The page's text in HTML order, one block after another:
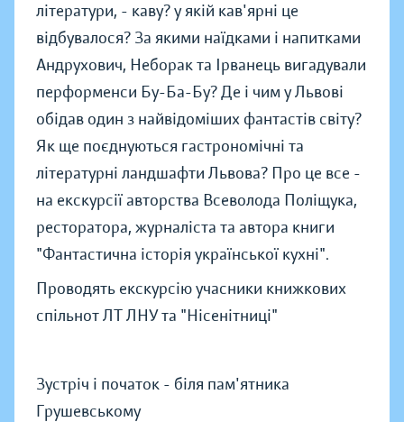
літератури, - каву? у якій кав'ярні це
відбувалося? За якими наїдками і напитками
Андрухович, Неборак та Ірванець вигадували
перформенси Бу-Ба-Бу? Де і чим у Львові
обідав один з найвідоміших фантастів світу?
Як ще поєднуються гастрономічні та
літературні ландшафти Львова? Про це все -
на екскурсії авторства Всеволода Поліщука,
ресторатора, журналіста та автора книги
"Фантастична історія української кухні".
Проводять екскурсію учасники книжкових
спільнот ЛТ ЛНУ та "Нісенітниці"
Зустріч і початок - біля пам'ятника
Грушевському